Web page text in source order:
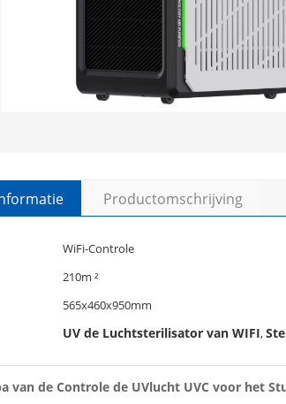
Productomschrijving
WiFi-Controle
210m ²
565x460x950mm
UV de Luchtsterilisator van WIFI,
van de Controle de UVlucht UVC voor het